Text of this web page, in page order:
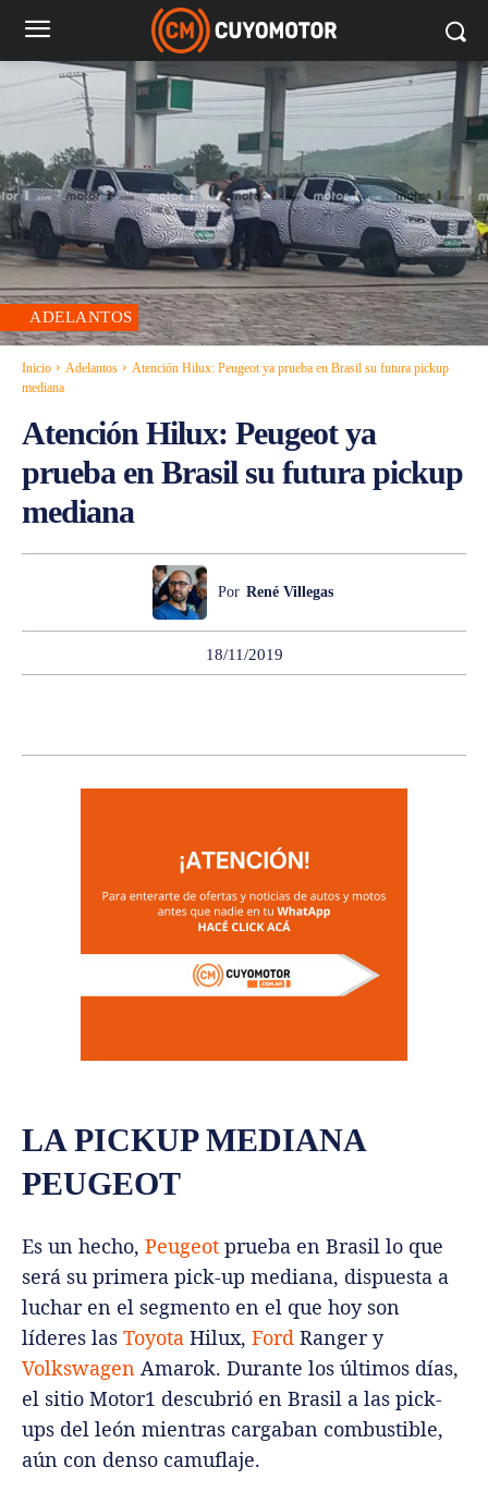
ADELANTOS
Inicio Adelantos
Atención Hilux: Peugeot ya prueba en Brasil su futura pickup
mediana
Atención Hilux: Peugeot ya
prueba en Brasil su futura pickup
mediana
Por René Villegas
18/11/2019
LA PICKUP MEDIANA
PEUGEOT
Es un hecho, Peugeot prueba en Brasil lo que
será su primera pick-up mediana, dispuesta a
luchar en el segmento en el que hoy son
líderes las Toyota Hilux, Ford Ranger y
Volkswagen Amarok. Durante los últimos días,
el sitio Motor1 descubrió en Brasil a las pick-
ups del león mientras cargaban combustible,
aún con denso camuflaje.